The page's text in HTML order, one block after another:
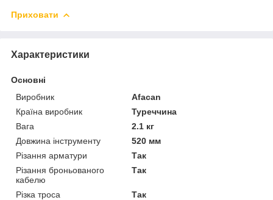
Приховати
Характеристики
Основні
Виробник
Afacan
Країна виробник
Туреччина
Вага
2.1 кг
Довжина інструменту
520 мм
Різання арматури
Так
Різання броньованого
кабелю
Так
Різка троса
Так